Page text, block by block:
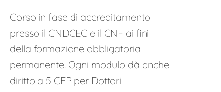
Corso in fase di accreditamento
presso il CNDCEC e il CNF ai fini
della formazione obbligatoria
permanente. Ogni modulo dà anche
diritto a 5 CFP per Dottori